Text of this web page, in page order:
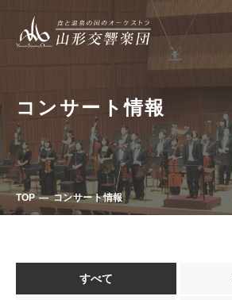
コンサート情報
TOP コンサート情報
すべて